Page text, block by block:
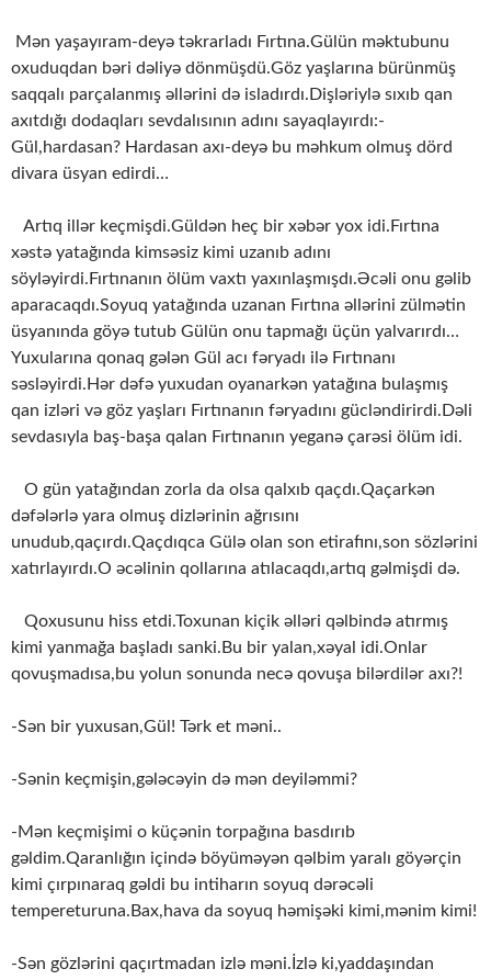
Mən yaşayıram-deyə təkrarladı Fırtına.Gülün məktubunu
oxuduqdan bəri dəliyə dönmüşdü.Göz yaşlarına bürünmüş
saqqalı parçalanmış əllərini də isladırdı.Dişləriylə sıxıb qan
axıtdığı dodaqları sevdalısının adını sayaqlayırdı:-
Gül,hardasan? Hardasan axı-deyə bu məhkum olmuş dörd
divara üsyan edirdi…
Artıq illər keçmişdi.Güldən heç bir xəbər yox idi.Fırtına
xəstə yatağında kimsəsiz kimi uzanıb adını
söyləyirdi.Fırtınanın ölüm vaxtı yaxınlaşmışdı.Əcəli onu gəlib
aparacaqdı.Soyuq yatağında uzanan Fırtına əllərini zülmətin
üsyanında göyə tutub Gülün onu tapmağı üçün yalvarırdı…
Yuxularına qonaq gələn Gül acı fəryadı ilə Fırtınanı
səsləyirdi.Hər dəfə yuxudan oyanarkən yatağına bulaşmış
qan izləri və göz yaşları Fırtınanın fəryadını gücləndirirdi.Dəli
sevdasıyla baş-başa qalan Fırtınanın yeganə çarəsi ölüm idi.
O gün yatağından zorla da olsa qalxıb qaçdı.Qaçarkən
dəfələrlə yara olmuş dizlərinin ağrısını
unudub,qaçırdı.Qaçdıqca Gülə olan son etirafını,son sözlərini
xatırlayırdı.O əcəlinin qollarına atılacaqdı,artıq gəlmişdi də.
Qoxusunu hiss etdi.Toxunan kiçik əlləri qəlbində atırmış
kimi yanmağa başladı sanki.Bu bir yalan,xəyal idi.Onlar
qovuşmadısa,bu yolun sonunda necə qovuşa bilərdilər axı?!
-Sən bir yuxusan,Gül! Tərk et məni..
-Sənin keçmişin,gələcəyin də mən deyiləmmi?
-Mən keçmişimi o küçənin torpağına basdırıb
gəldim.Qaranlığın içində böyüməyən qəlbim yaralı göyərçin
kimi çırpınaraq gəldi bu intiharın soyuq dərəcəli
tempereturuna.Bax,hava da soyuq həmişəki kimi,mənim kimi!
-Sən gözlərini qaçırtmadan izlə məni.İzlə ki,yaddaşından